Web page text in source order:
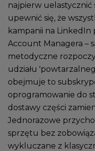
najpierw
upewnić się, że
kampanii na
Account Managera –
metodyczne
udziału
obejmuje to
oprogramowanie do
dostawy części
Jednorazowe
sprzętu bez
wykluczane z